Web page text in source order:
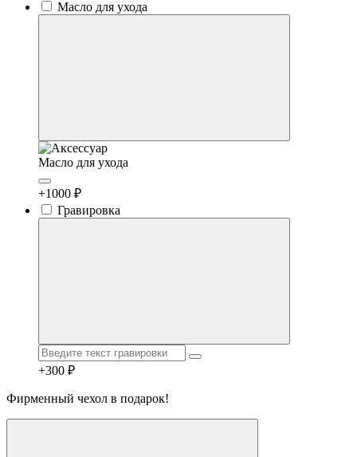
Масло для ухода
Масло для ухода
+1000 ₽
Гравировка
+300 ₽
Фирменный чехол в подарок!